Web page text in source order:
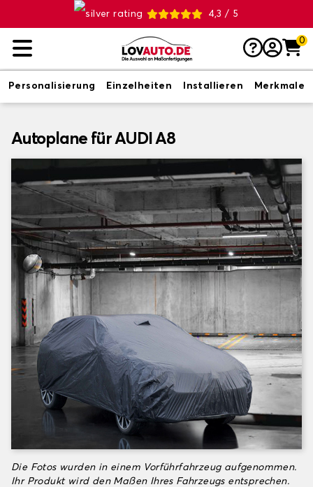
4,3 / 5
0
Personalisierung Einzelheiten Installieren Merkmale
Autoplane für AUDI A8
Die Fotos wurden in einem Vorführfahrzeug aufgenommen.
Ihr Produkt wird den Maßen Ihres Fahrzeugs entsprechen.